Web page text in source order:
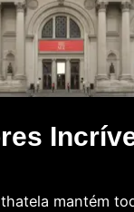
mantém